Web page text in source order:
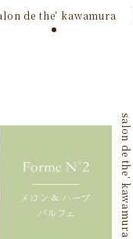
de the’ kawamura
salon de the’ kawamura